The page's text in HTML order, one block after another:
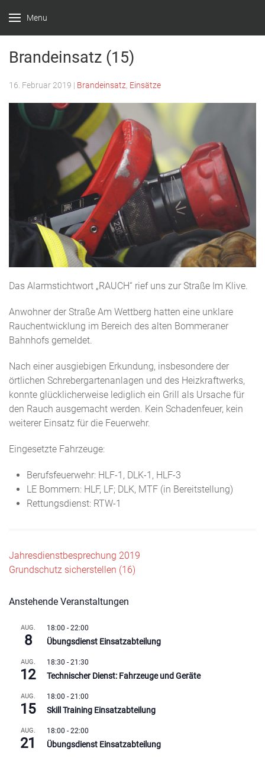
Menu
Witten –
Bommern
Brandeinsatz (15)
16. Februar 2019 | Brandeinsatz Einsätze
Das Alarmstichtwort „RAUCH“ rief uns zur Straße Im Klive.
Anwohner der Straße Am Wettberg hatten eine unklare
Rauchentwicklung im Bereich des alten Bommeraner
Bahnhofs gemeldet.
Nach einer ausgiebigen Erkundung, insbesondere der
örtlichen Schrebergartenanlagen und des Heizkraftwerks,
konnte glücklicherweise lediglich ein Grill als Ursache für
den Rauch ausgemacht werden. Kein Schadenfeuer, kein
weiterer Einsatz für die Feuerwehr.
Eingesetzte Fahrzeuge:
Berufsfeuerwehr: HLF-1, DLK-1, HLF-3
LE Bommern: HLF, LF; DLK, MTF (in Bereitstellung)
Rettungsdienst: RTW-1
Beitragsnavigation
Jahresdienstbesprechung 2019
Grundschutz sicherstellen (16)
Anstehende Veranstaltungen
AUG.
8
18:00 - 22:00
Übungsdienst Einsatzabteilung
AUG.
12
18:30 - 21:30
Technischer Dienst: Fahrzeuge und Geräte
AUG.
15
18:00 - 21:00
Skill Training Einsatzabteilung
AUG.
21
18:00 - 22:00
Übungsdienst Einsatzabteilung